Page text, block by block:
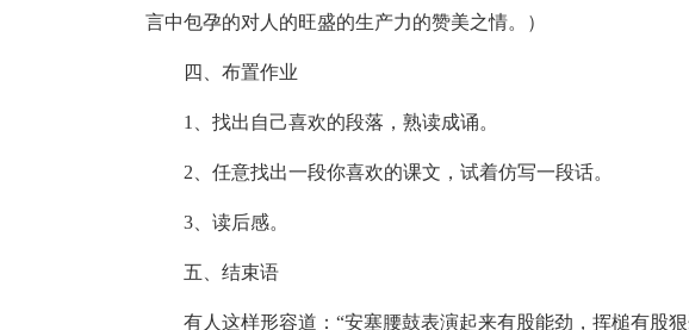
言中包孕的对人的旺盛的生产力的赞美之情。）
四、布置作业
1、找出自己喜欢的段落，熟读成诵。
2、任意找出一段你喜欢的课文，试着仿写一段话。
3、读后感。
五、结束语
有人这样形容道：“安塞腰鼓表演起来有股能劲，挥槌有股